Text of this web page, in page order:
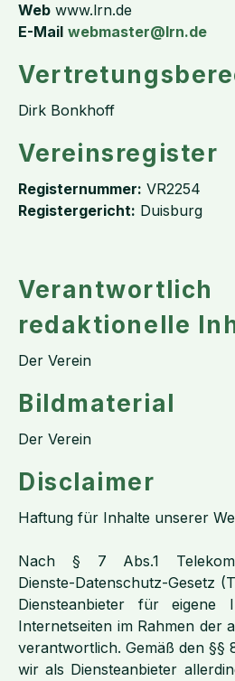
Web www.lrn.de
E-Mail webmaster@lrn.de
Dirk Bonkhoff
Vereinsregister
Registernummer: VR2254
Registergericht: Duisburg
redaktionelle
Der Verein
Bildmaterial
Der Verein
Disclaimer
Haftung für Inhalte unserer
Nach § 7 Abs.1
Dienste-Datenschutz-Gesetz
Diensteanbieter für eigene
Internetseiten im Rahmen der
verantwortlich. Gemäß den §§
wir als Diensteanbieter